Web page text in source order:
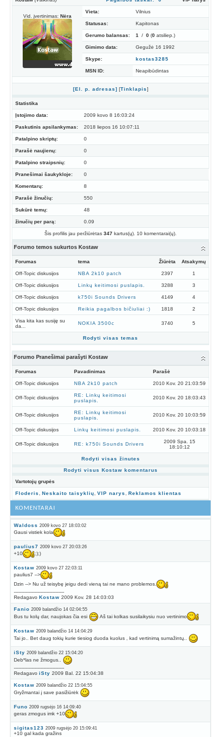
Vid. įvertinimas: Nėra
Vieta: Vilnius
Statusas: Kapitonas
Gerumo balansas: 1 / 0 (0 atsiliep.)
Gimimo data: Gegužė 16 1992
Skype: kostas3285
MSN ID: Neapibūdintas
[El. p. adresas] [Tinklapis]
Statistika
Įstojimo data: 2009 kovo 8 16:03:24
Paskutinis apsilankymas: 2018 liepos 16 10:07:11
Patalpino skriptų: 0
Parašė naujienų: 0
Patalpino straipsnių: 0
Pranešimai šaukykloje: 0
Komentarų: 8
Parašė žinučių: 550
Sukūrė temų: 48
žinučių per parą: 0.09
Šis profilis jau peržiūrėtas 347 kartus(ų). 10 komentarai(ų).
Forumo temos sukurtos Kostaw
Forumas tema Žiūrėta Atsakymų
Off-Topic diskusijos NBA 2k10 patch 2397 1
Off-Topic diskusijos Linkų keitimosi puslapis. 3288 3
Off-Topic diskusijos k750i Sounds Drivers 4149 4
Off-Topic diskusijos Reikia pagalbos bičiuliai :) 1818 2
Visa kita kas susiję su
da...
NOKIA 3500c 3740 5
Rodyti visas temas
Forumo Pranešimai parašyti Kostaw
Forumas Pavadinimas Parašė
Off-Topic diskusijos NBA 2k10 patch 2010 Kov. 20 21:03:59
Off-Topic diskusijos
RE: Linkų keitimosi
puslapis.
2010 Kov. 20 18:03:43
Off-Topic diskusijos
RE: Linkų keitimosi
puslapis.
2010 Kov. 20 10:03:59
Off-Topic diskusijos Linkų keitimosi puslapis. 2010 Kov. 20 10:03:18
Off-Topic diskusijos RE: k750i Sounds Drivers
2009 Spa. 15
18:10:12
Rodyti visas žinutes
Rodyti visus Kostaw komentarus
Vartotojų grupės
Floderis Neskaito taisyklių VIP narys Reklamos klientas
KOMENTARAI
Waldoss 2009 kovo 27 18:03:02
Gausi vistiek kola
paulius7 2009 kovo 27 20:03:26
+10 ;);)
Kostaw 2009 kovo 27 22:03:11
paulius7 -->
Dzin --> Nu už teisybę jeigu dedi vieną tai ne mano problemos.
----------------------------------
Redagavo Kostaw 2009 Kov. 28 14:03:03
Fanio 2009 balandžio 14 02:04:55
Bus tu kolų dar, naujokas čia esi Aš tai kolkas susilaikysiu nuo vertinimo
Kostaw 2009 balandžio 14 14:04:29
Tai jo.. Bet daug tokių kurie tiesiog duoda kuolus , kad vertinimą sumažintų..
iSty 2009 balandžio 22 15:04:20
Deb*las ne žmogus..
----------------------------------
Redagavo iSty 2009 Bal. 22 15:04:38
Kostaw 2009 balandžio 22 15:04:55
Gryžmantai į save pasižiūrėk
Funo 2009 rugsėjo 16 14:09:40
geras zmogus imk +10
sigitas123 2009 rugsėjo 20 15:09:41
+10 gal kada gražins